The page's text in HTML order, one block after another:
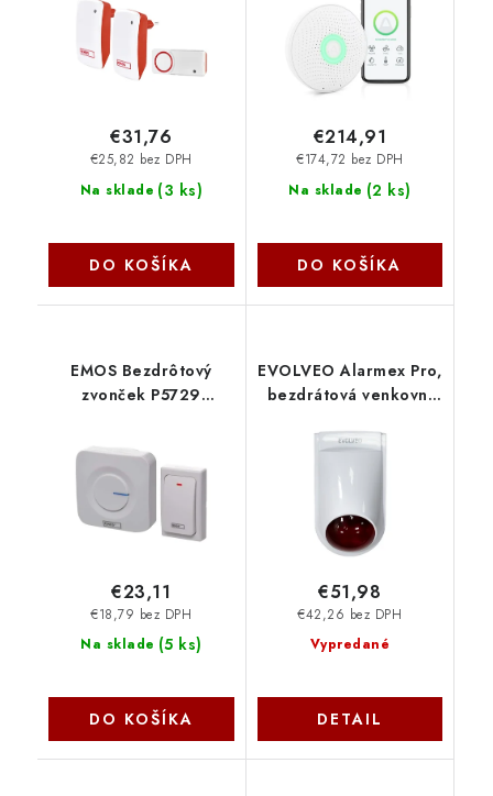
Na sklade (3 ks)
€25,82 bez DPH
€31,76
DO KOŠÍKA
CO2 a tlaku 2910
NoName
Na sklade (2 ks)
€174,72 bez DPH
€214,91
DO KOŠÍKA
EMOS Bezdrôtový
zvonček P5729
Na sklade (5 ks)
€18,79 bez DPH
€23,11
DO KOŠÍKA
EVOLVEO Alarmex Pro,
bezdrátová venkovní
siréna ACSALMOUS
Evolveo
Vypredané
€42,26 bez DPH
€51,98
DETAIL